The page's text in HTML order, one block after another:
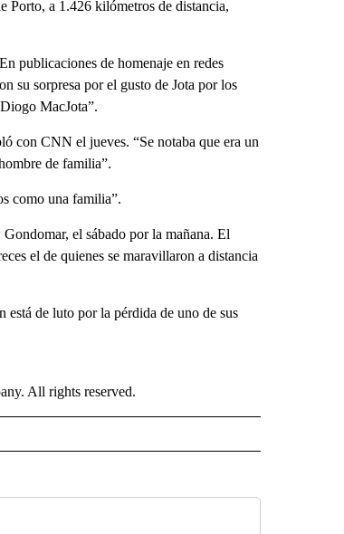
Porto, a 1.426 kilómetros de distancia,
publicaciones de homenaje en redes
su sorpresa por el gusto de Jota por los
MacJota”.
con CNN el jueves. “Se notaba que era un
de familia”.
como una familia”.
el sábado por la mañana. El
el de quienes se maravillaron a distancia
está de luto por la pérdida de uno de sus
All rights reserved.